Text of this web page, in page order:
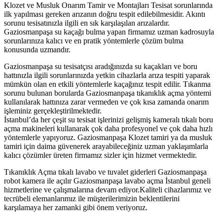
Klozet ve Musluk Onarım Tamir ve Montajları Tesisat sorunlarında
ilk yapılması gereken arızanın doğru tespit edilebilmesidir. Akıntı
sorunu tesisatınızla ilgili en sık karşılaşılan arızalardır.
Gaziosmanpaşa su kaçağı bulma yapan firmamız uzman kadrosuyla
sorunlarınıza kalıcı ve en pratik yöntemlerle çözüm bulma
konusunda uzmandır.
Gaziosmanpaşa su tesisatçısı aradığınızda su kaçakları ve boru
hattınızla ilgili sorunlarınızda yetkin cihazlarla arıza tespiti yaparak
mümkün olan en etkili yöntemlerle kaçağınız tespit edilir. Tıkanma
sorunu bulunan borularda Gaziosmanpaşa tıkanıklık açma yöntemi
kullanılarak hattınıza zarar vermeden ve çok kısa zamanda onarım
işleminiz gerçekleştirilmektedir.
İstanbul’da her çeşit su tesisat işlerinizi gelişmiş kameralı tıkalı boru
açma makineleri kullanarak çok daha profesyonel ve çok daha hızlı
yöntemlerle yapıyoruz. Gaziosmanpaşa Klozet tamiri ya da musluk
tamiri için daima güvenerek arayabileceğiniz uzman yaklaşımlarla
kalıcı çözümler üreten firmamız sizler için hizmet vermektedir.
Tıkanıklık Açma tıkalı lavabo ve tuvalet giderleri Gaziosmanpaşa
robot kamera ile açılır Gaziosmanpaşa lavabo açma İstanbul geneli
hizmetlerine ve çalışmalarına devam ediyor.Kaliteli cihazlarımız ve
tecrübeli elemanlarımız ile müşterilerimizin beklentilerini
karşılamaya her zamanki gibi önem veriyoruz.